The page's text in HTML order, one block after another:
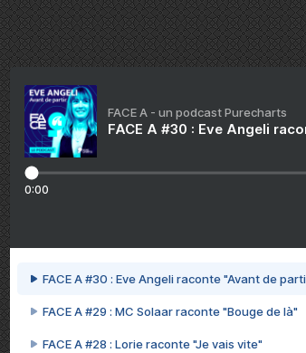
FACE A - un podcast Purecharts
FACE A #30 : Eve Angeli
0:00
FACE A #30 : Eve Angeli raconte "Avant de
FACE A #29 : MC Solaar raconte "Bouge de là"
FACE A #28 : Lorie raconte "Je vais vite"